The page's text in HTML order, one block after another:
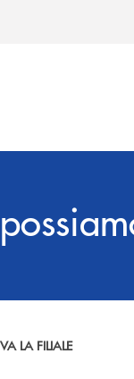
di valori
territori, per
completo
LA FILIALE